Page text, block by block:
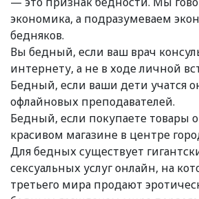
экономика, а подразумеваем
бедняков.
Вы бедный, если ваш врач
интернету, а не в ходе личной
Бедный, если ваши дети учатся
офлайновых преподавателей.
Бедный, если покупаете товары
красивом магазине в центре
Для бедных существует
сексуальных услуг онлайн, на
третьего мира продают